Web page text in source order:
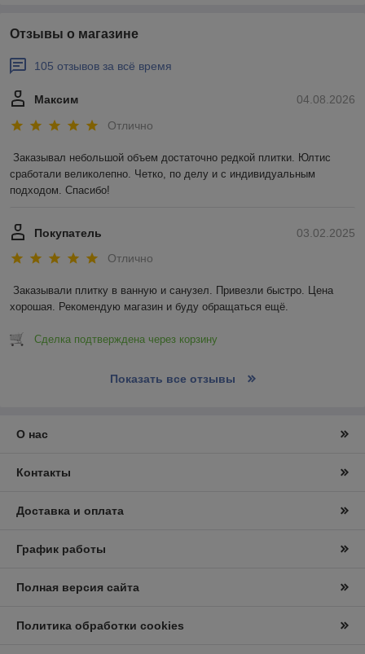
Отзывы о магазине
105 отзывов за всё время
04.08.2026
Максим
Отлично
Заказывал небольшой объем достаточно редкой плитки. Юлтис
сработали великолепно. Четко, по делу и с индивидуальным
подходом. Спасибо!
03.02.2025
Покупатель
Отлично
Заказывали плитку в ванную и санузел. Привезли быстро. Цена
хорошая. Рекомендую магазин и буду обращаться ещё.
Сделка подтверждена через корзину
Показать все отзывы
О нас
Контакты
Доставка и оплата
График работы
Полная версия сайта
Политика обработки cookies